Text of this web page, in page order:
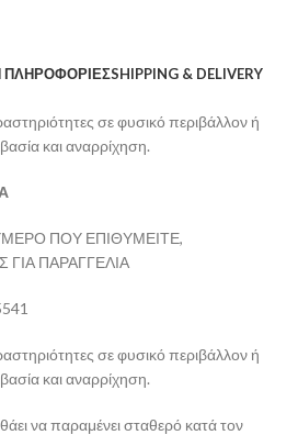
ΠΛΗΡΟΦΟΡΊΕΣSHIPPING & DELIVERY
σε φυσικό περιβάλλον ή
και αναρρίχηση.
ΠΟΥ ΕΠΙΘΥΜΕΙΤΕ,
ΠΑΡΑΓΓΕΛΙΑ
σε φυσικό περιβάλλον ή
και αναρρίχηση.
να παραμένει σταθερό κατά τον